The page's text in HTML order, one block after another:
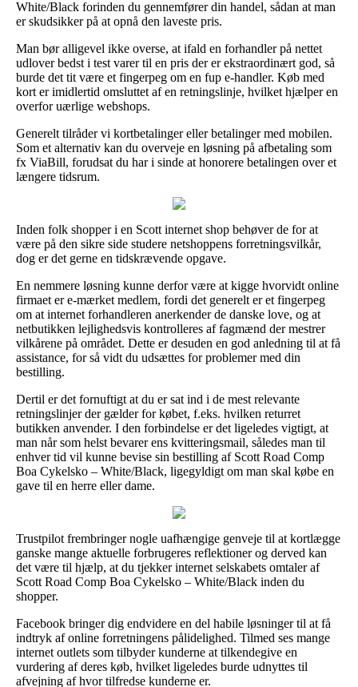
White/Black forinden du gennemfører din handel, sådan at man
er skudsikker på at opnå den laveste pris.
Man bør alligevel ikke overse, at ifald en forhandler på nettet
udlover bedst i test varer til en pris der er ekstraordinært god, så
burde det tit være et fingerpeg om en fup e-handler. Køb med
kort er imidlertid omsluttet af en retningslinje, hvilket hjælper en
overfor uærlige webshops.
Generelt tilråder vi kortbetalinger eller betalinger med mobilen.
Som et alternativ kan du overveje en løsning på afbetaling som
fx ViaBill, forudsat du har i sinde at honorere betalingen over et
længere tidsrum.
Inden folk shopper i en Scott internet shop behøver de for at
være på den sikre side studere netshoppens forretningsvilkår,
dog er det gerne en tidskrævende opgave.
En nemmere løsning kunne derfor være at kigge hvorvidt online
firmaet er e-mærket medlem, fordi det generelt er et fingerpeg
om at internet forhandleren anerkender de danske love, og at
netbutikken lejlighedsvis kontrolleres af fagmænd der mestrer
vilkårene på området. Dette er desuden en god anledning til at få
assistance, for så vidt du udsættes for problemer med din
bestilling.
Dertil er det fornuftigt at du er sat ind i de mest relevante
retningslinjer der gælder for købet, f.eks. hvilken returret
butikken anvender. I den forbindelse er det ligeledes vigtigt, at
man når som helst bevarer ens kvitteringsmail, således man til
enhver tid vil kunne bevise sin bestilling af Scott Road Comp
Boa Cykelsko – White/Black, ligegyldigt om man skal købe en
gave til en herre eller dame.
Trustpilot frembringer nogle uafhængige genveje til at kortlægge
ganske mange aktuelle forbrugeres reflektioner og derved kan
det være til hjælp, at du tjekker internet selskabets omtaler af
Scott Road Comp Boa Cykelsko – White/Black inden du
shopper.
Facebook bringer dig endvidere en del habile løsninger til at få
indtryk af online forretningens pålidelighed. Tilmed ses mange
internet outlets som tilbyder kunderne at tilkendegive en
vurdering af deres køb, hvilket ligeledes burde udnyttes til
afvejning af hvor tilfredse kunderne er.